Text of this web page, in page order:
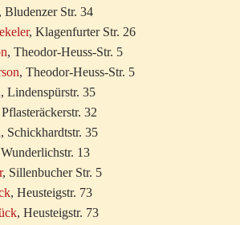
Bludenzer Str. 34
, Klagenfurter Str. 26
, Theodor-Heuss-Str. 5
, Theodor-Heuss-Str. 5
, Lindenspürstr. 35
32
, Schickhardtstr. 35
13
, Sillenbucher Str. 5
, Heusteigstr. 73
, Heusteigstr. 73